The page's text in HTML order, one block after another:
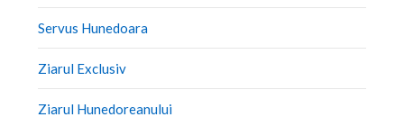
Servus Hunedoara
Ziarul Exclusiv
Ziarul Hunedoreanului